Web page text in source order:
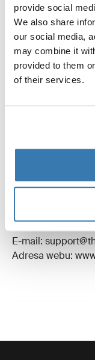
provide social
We also share
our social media,
may combine it
provided to them
of their services.
Toggle
Všechny
Toggle
Technické
Toggle guides
Návod
Výrobní
Registrovaná
Název výrobce:
Adresa výrobce:
E-mail:
Adresa webu: